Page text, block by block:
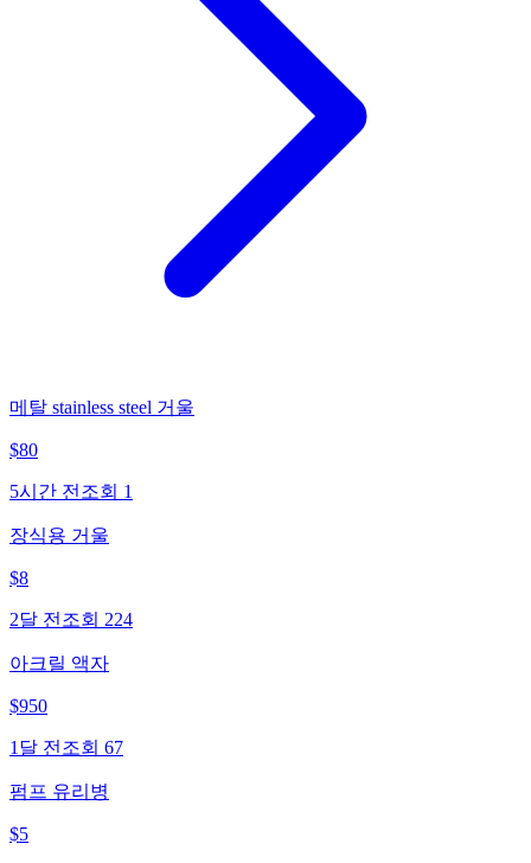
메탈 stainless steel 거울
$80
5시간 전 조회 1
장식용 거울
$8
2달 전 조회 224
아크릴 액자
$950
1달 전 조회 67
펌프 유리병
$5